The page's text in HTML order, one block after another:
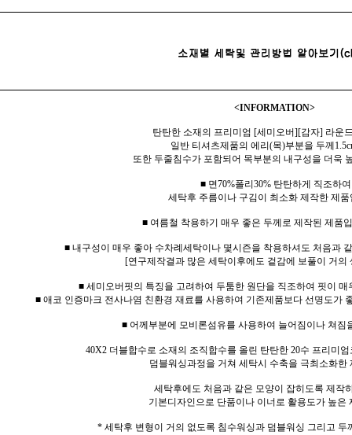
<INFORMATION>
탄탄한 소재의 프리미엄 [세미오버][감자] 라운
일반 티셔츠제품의 에리(목)부분을 두께
또한 두줄침수가 포함되어 목부분의 내구성을 더욱
■ 면70%폴리30% 탄탄하게 직조하여
세탁후 주름이나 구김이 최소화 제작한 제품
■ 여름철 착용하기 매우 좋은 두께로 제작된 제품
■ 내구성이 매우 좋아 수차례세탁이나 몇시즌을 착용하셔도 처음과
[연구제작결과 많은 세탁이후에도 겉감에 보풀이 거의
■ 세미오버핏의 특징을 고려하여 두툼한 원단을 직조하여 핏이
■ 애코 인증마크 전사나염 친환경 재료를 사용하여 기존제품보다 선명도가
■ 어께부분에 모비론섬유를 사용하여 늘어짐이나 쳐짐
40X2 더블합수로 소재의 조직합수를 올린 탄탄한 20수 프리미
덤블워싱과정을 거쳐 세탁시 수축을 극최소화한
세탁후에도 처음과 같은 모양이 잡히도록 제작
기본디자인으로 단품이나 이너로 활용도가 높은
* 세탁후 변형이 거의 없도록 침수워싱과 덤블워싱 그리고